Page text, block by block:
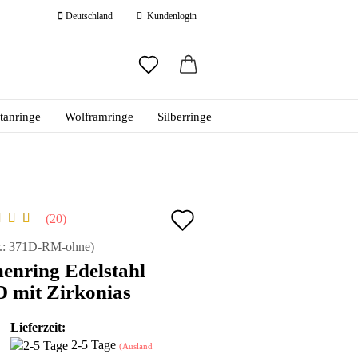
Deutschland Kundenlogin
erstellen
vergessen?
Wolframringe Silberringe
20
371D-RM-ohne)
Edelstahl
mit Zirkonias
Lieferzeit:
2-5 Tage (Ausland